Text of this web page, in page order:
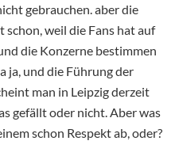
gebrauchen. aber die
schon, weil die Fans hat auf
die Konzerne bestimmen
ja, und die Führung der
man in Leipzig derzeit
gefällt oder nicht. Aber was
schon Respekt ab, oder?